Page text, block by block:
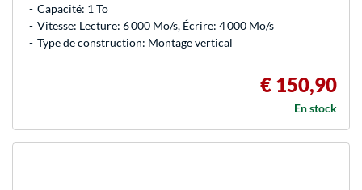
Capacité: 1 To
Vitesse: Lecture: 6 000 Mo/s, Écrire: 4 000 Mo/s
Type de construction: Montage vertical
€ 150,90
En stock